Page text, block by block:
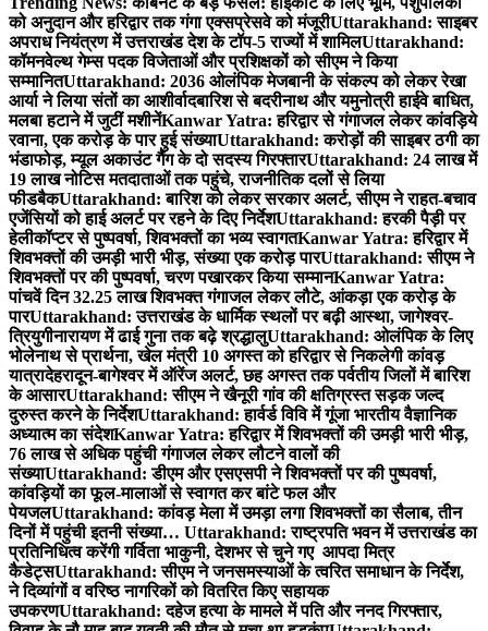
को अनुदान और हरिद्वार तक गंगा एक्सप्रेसवे को मंजूरीUttarakhand: साइबर
अपराध नियंत्रण में उत्तराखंड देश के टॉप-5 राज्यों में शामिलUttarakhand:
कॉमनवेल्थ गेम्स पदक विजेताओं और प्रशिक्षकों को सीएम ने किया
सम्मानितUttarakhand: 2036 ओलंपिक मेजबानी के संकल्प को लेकर रेखा
आर्या ने लिया संतों का आशीर्वादबारिश से बदरीनाथ और यमुनोत्री हाईवे बाधित,
मलबा हटाने में जुटीं मशीनेंKanwar Yatra: हरिद्वार से गंगाजल लेकर कांवड़िये
रवाना, एक करोड़ के पार हुई संख्याUttarakhand: करोड़ों की साइबर ठगी का
भंडाफोड़, म्यूल अकाउंट गैंग के दो सदस्य गिरफ्तारUttarakhand: 24 लाख में
19 लाख नोटिस मतदाताओं तक पहुंचे, राजनीतिक दलों से लिया
फीडबैकUttarakhand: बारिश को लेकर सरकार अलर्ट, सीएम ने राहत-बचाव
एजेंसियों को हाई अलर्ट पर रहने के दिए निर्देशUttarakhand: हरकी पैड़ी पर
हेलीकॉप्टर से पुष्पवर्षा, शिवभक्तों का भव्य स्वागतKanwar Yatra: हरिद्वार में
शिवभक्तों की उमड़ी भारी भीड़, संख्या एक करोड़ पारUttarakhand: सीएम ने
शिवभक्तों पर की पुष्पवर्षा, चरण पखारकर किया सम्मानKanwar Yatra:
पांचवें दिन 32.25 लाख शिवभक्त गंगाजल लेकर लौटे, आंकड़ा एक करोड़ के
पारUttarakhand: उत्तराखंड के धार्मिक स्थलों पर बढ़ी आस्था, जागेश्वर-
त्रियुगीनारायण में ढाई गुना तक बढ़े श्रद्धालुUttarakhand: ओलंपिक के लिए
भोलेनाथ से प्रार्थना, खेल मंत्री 10 अगस्त को हरिद्वार से निकलेगी कांवड़
यात्रादेहरादून-बागेश्वर में ऑरेंज अलर्ट, छह अगस्त तक पर्वतीय जिलों में बारिश
के आसारUttarakhand: सीएम ने खैनूरी गांव की क्षतिग्रस्त सड़क जल्द
दुरुस्त करने के निर्देशUttarakhand: हार्वर्ड विवि में गूंजा भारतीय वैज्ञानिक
अध्यात्म का संदेशKanwar Yatra: हरिद्वार में शिवभक्तों की उमड़ी भारी भीड़,
76 लाख से अधिक पहुंची गंगाजल लेकर लौटने वालों की
संख्याUttarakhand: डीएम और एसएसपी ने शिवभक्तों पर की पुष्पवर्षा,
कांवड़ियों का फूल-मालाओं से स्वागत कर बांटे फल और
पेयजलUttarakhand: कांवड़ मेला में उमड़ा लगा शिवभक्तों का सैलाब, तीन
दिनों में पहुंची इतनी संख्या… Uttarakhand: राष्ट्रपति भवन में उत्तराखंड का
प्रतिनिधित्व करेंगी गर्विता भाकुनी, देशभर से चुने गए आपदा मित्र
कैडेट्सUttarakhand: सीएम ने जनसमस्याओं के त्वरित समाधान के निर्देश,
ने दिव्यांगों व वरिष्ठ नागरिकों को वितरित किए सहायक
उपकरणUttarakhand: दहेज हत्या के मामले में पति और ननद गिरफ्तार,